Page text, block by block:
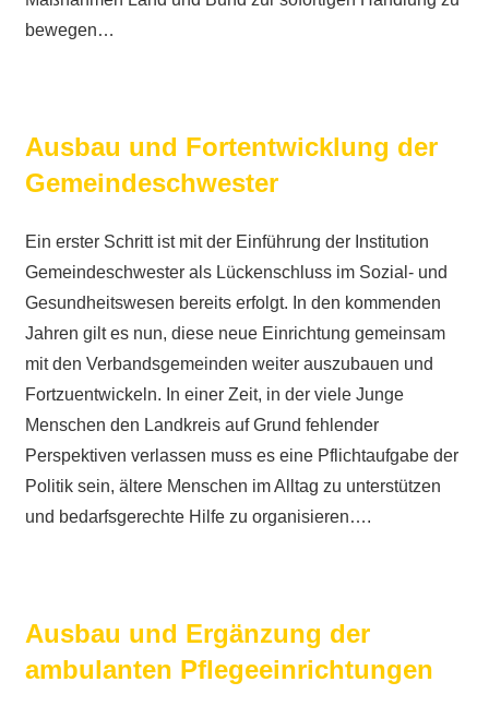
bewegen…
Ausbau und Fortentwicklung der
Gemeindeschwester
Ein erster Schritt ist mit der Einführung der Institution
Gemeindeschwester als Lückenschluss im Sozial- und
Gesundheitswesen bereits erfolgt. In den kommenden
Jahren gilt es nun, diese neue Einrichtung gemeinsam
mit den Verbandsgemeinden weiter auszubauen und
Fortzuentwickeln. In einer Zeit, in der viele Junge
Menschen den Landkreis auf Grund fehlender
Perspektiven verlassen muss es eine Pflichtaufgabe der
Politik sein, ältere Menschen im Alltag zu unterstützen
und bedarfsgerechte Hilfe zu organisieren….
Ausbau und Ergänzung der
ambulanten Pflegeeinrichtungen